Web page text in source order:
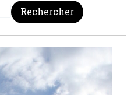
Rechercher